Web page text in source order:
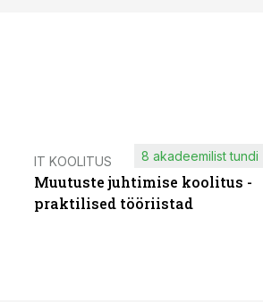
IT KOOLITUS
Muutuste juhtimise koolitus -
praktilised tööriistad
8 akadeemilist tundi